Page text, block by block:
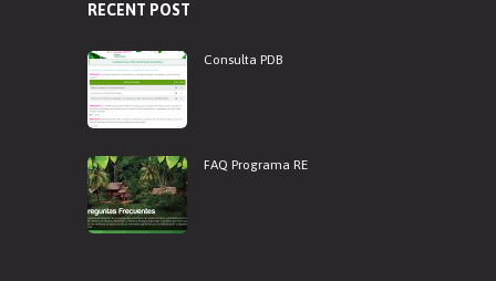
RECENT POST
Consulta PDB
FAQ Programa RE